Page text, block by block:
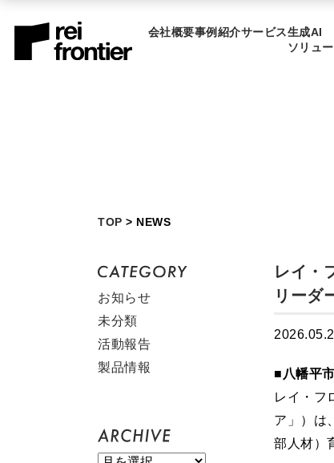
会社概要事例紹介サービス生成AI
ソリュ
TOP > NEWS
レイ・
リーダ
■八幡平
レイ・フ
ア」）は
部人材）
お知らせ
未分類
活動報告
製品情報